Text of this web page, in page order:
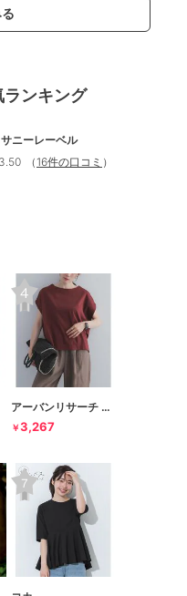
ンキング
ニーレーベル
3.50
（ 16件の口コミ ）
アーバンリサーチ ドアーズ
￥3,267